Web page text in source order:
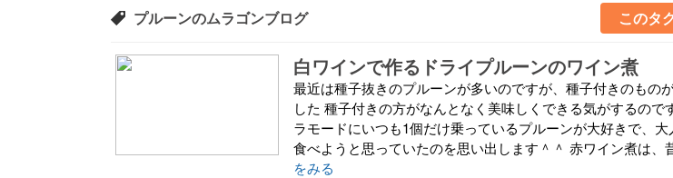
プルーンのムラゴンブログ このタ
白ワインで作るドライプルーンのワイン煮
最近は種子抜きのプルーンが多いのですが、種子付きのもの
した 種子付きの方がなんとなく美味しくできる気がするので
ラモードにいつも1個だけ乗っているプルーンが大好きで、
食べようと思っていたのを思い出します＾＾ 赤ワイン煮は、
をみる